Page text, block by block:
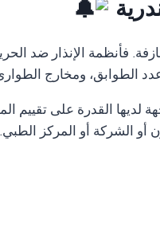
فأنظمة الإنذار ضد
الطوابق، ومخارج
لديها القدرة على
الشركة أو المركز